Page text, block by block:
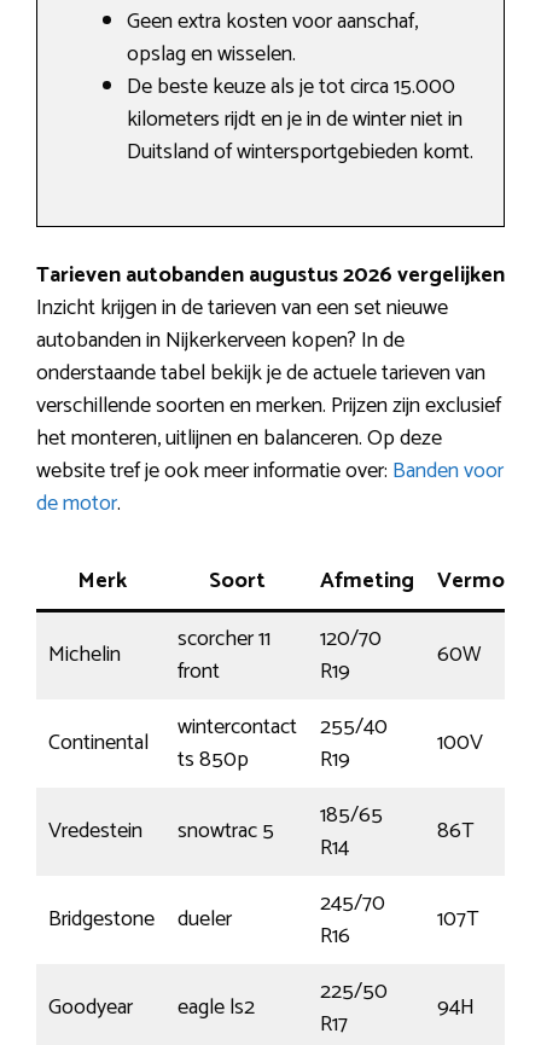
Geen extra kosten voor aanschaf,
opslag en wisselen.
De beste keuze als je tot circa 15.000
kilometers rijdt en je in de winter niet in
Duitsland of wintersportgebieden komt.
Tarieven autobanden augustus 2026 vergelijken
Inzicht krijgen in de tarieven van een set nieuwe
autobanden in Nijkerkerveen kopen? In de
onderstaande tabel bekijk je de actuele tarieven van
verschillende soorten en merken. Prijzen zijn exclusief
het monteren, uitlijnen en balanceren. Op deze
website tref je ook meer informatie over: Banden voor
de motor.
Merk Soort Afmeting Vermogen
Michelin
scorcher 11
front
120/70
R19
60W
Continental
wintercontact
ts 850p
255/40
R19
100V
Vredestein snowtrac 5
185/65
R14
86T
Bridgestone dueler
245/70
R16
107T
Goodyear eagle ls2
225/50
R17
94H